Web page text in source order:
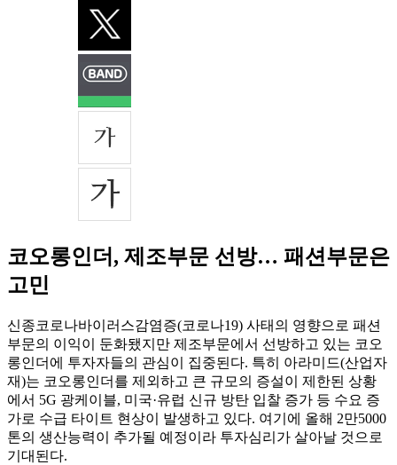
코오롱인더, 제조부문 선방… 패션부문은
고민
신종코로나바이러스감염증(코로나19) 사태의 영향으로 패션
부문의 이익이 둔화됐지만 제조부문에서 선방하고 있는 코오
롱인더에 투자자들의 관심이 집중된다. 특히 아라미드(산업자
재)는 코오롱인더를 제외하고 큰 규모의 증설이 제한된 상황
에서 5G 광케이블, 미국·유럽 신규 방탄 입찰 증가 등 수요 증
가로 수급 타이트 현상이 발생하고 있다. 여기에 올해 2만5000
톤의 생산능력이 추가될 예정이라 투자심리가 살아날 것으로
기대된다.